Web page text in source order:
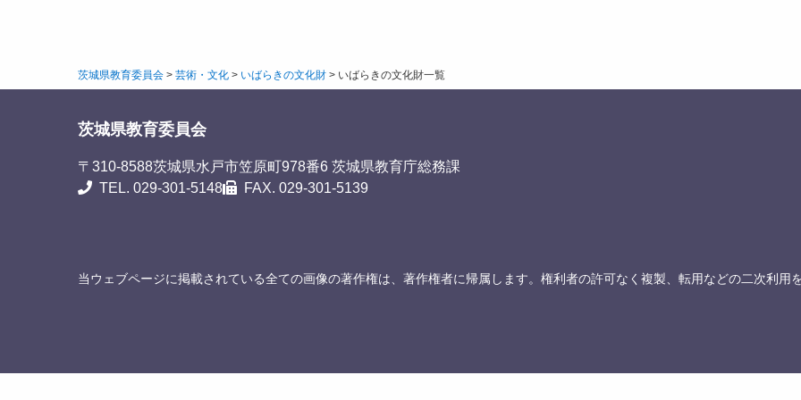
茨城県教育委員会 > 芸術・文化 > いばらきの文化財 > いばらきの文化財一覧
茨城県教育委員会
〒310-8588茨城県水戸市笠原町978番6 茨城県教育庁総務課
TEL. 029-301-5148
FAX. 029-301-5139
当ウェブページに掲載されている全ての画像の著作権は、著作権者に帰属します。権利者の許可なく複製、転用などの二次利用